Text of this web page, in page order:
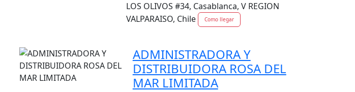
LOS OLIVOS #34, Casablanca, V REGION
VALPARAISO, Chile
Como llegar
ADMINISTRADORA Y
DISTRIBUIDORA ROSA DEL
MAR LIMITADA